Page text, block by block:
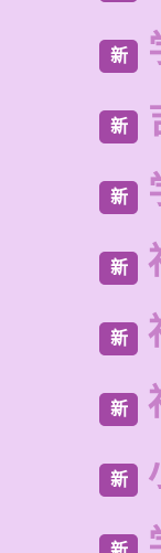
新
新
新
新
新
新
新